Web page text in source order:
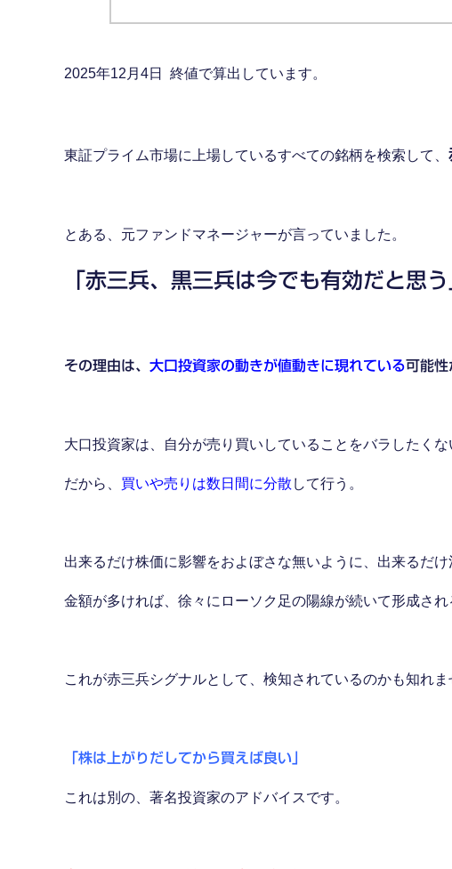
2025年12月4日 終値で算出しています。
東証プライム市場に上場しているすべての銘柄を検索して、
とある、元ファンドマネージャーが言っていました。
「赤三兵、黒三兵は今でも有効だと思う
その理由は、 大口投資家の動きが値動きに現れている可能性
大口投資家は、自分が売り買いしていることをバラしたくな
だから、 買いや売りは数日間に分散 して行う。
出来るだけ株価に影響をおよぼさな無いように、出来るだけ
金額が多ければ、徐々にローソク足の陽線が続いて形成され
これが赤三兵シグナルとして、検知されているのかも知れま
「株は上がりだしてから買えば良い」
これは別の、著名投資家のアドバイスです。